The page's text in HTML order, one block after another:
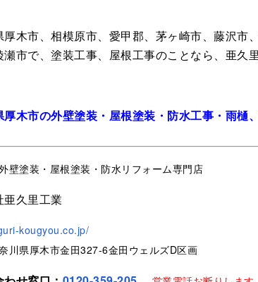
厚木市、相模原市、愛甲郡、茅ヶ崎市、藤沢市
瀬市で、塗装工事、屋根工事のことなら、亜久
厚木市の外壁塗装・屋根塗装・防水工事・雨樋
壁塗装・屋根塗装・防水リフォーム専門店
亜久里工業
kougyou.co.jp/
川県厚木市金田327-6金田ウェルズD区画